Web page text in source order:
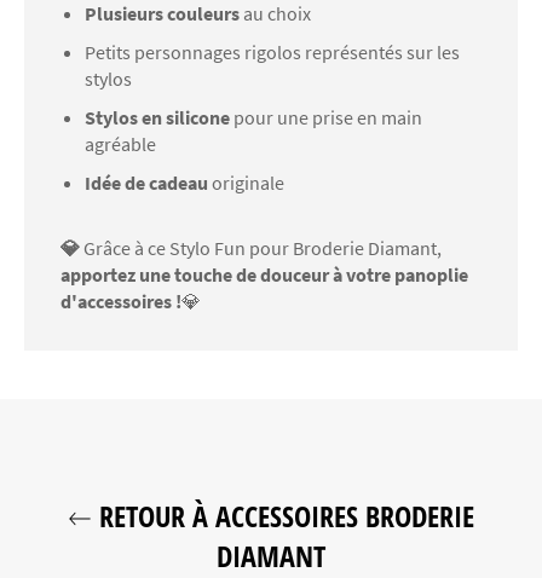
Plusieurs couleurs au choix
Petits personnages rigolos représentés sur les
stylos
Stylos en silicone pour une prise en main
agréable
Idée de cadeau originale
💎 Grâce à ce Stylo Fun pour Broderie Diamant,
apportez une touche de douceur à votre panoplie
d'accessoires !💎
RETOUR À ACCESSOIRES BRODERIE
DIAMANT